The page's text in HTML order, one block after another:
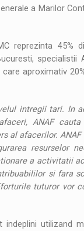
a Marilor
reprezinta 45%
aproximativ
intregii tari. In
ANAF
al afacerilor.
resurselor
a activitatii
si fara
tuturor vor
utilizand